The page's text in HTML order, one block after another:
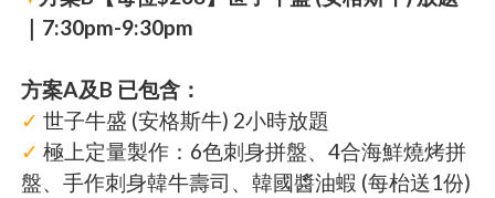
｜7:30pm-9:30pm
方案A及B 已包含：
✓世子牛盛 (安格斯牛) 2小時放題
✓ 極上定量製作：6色刺身拼盤、4合海鮮燒烤拼
盤、手作刺身韓牛壽司、韓國醬油蝦 (每枱送1份)